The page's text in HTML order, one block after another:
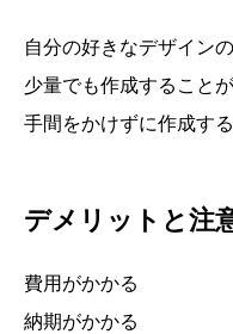
自分の好きなデザイン
少量でも作成すること
手間をかけずに作成す
デメリットと注
費用がかかる
納期がかかる